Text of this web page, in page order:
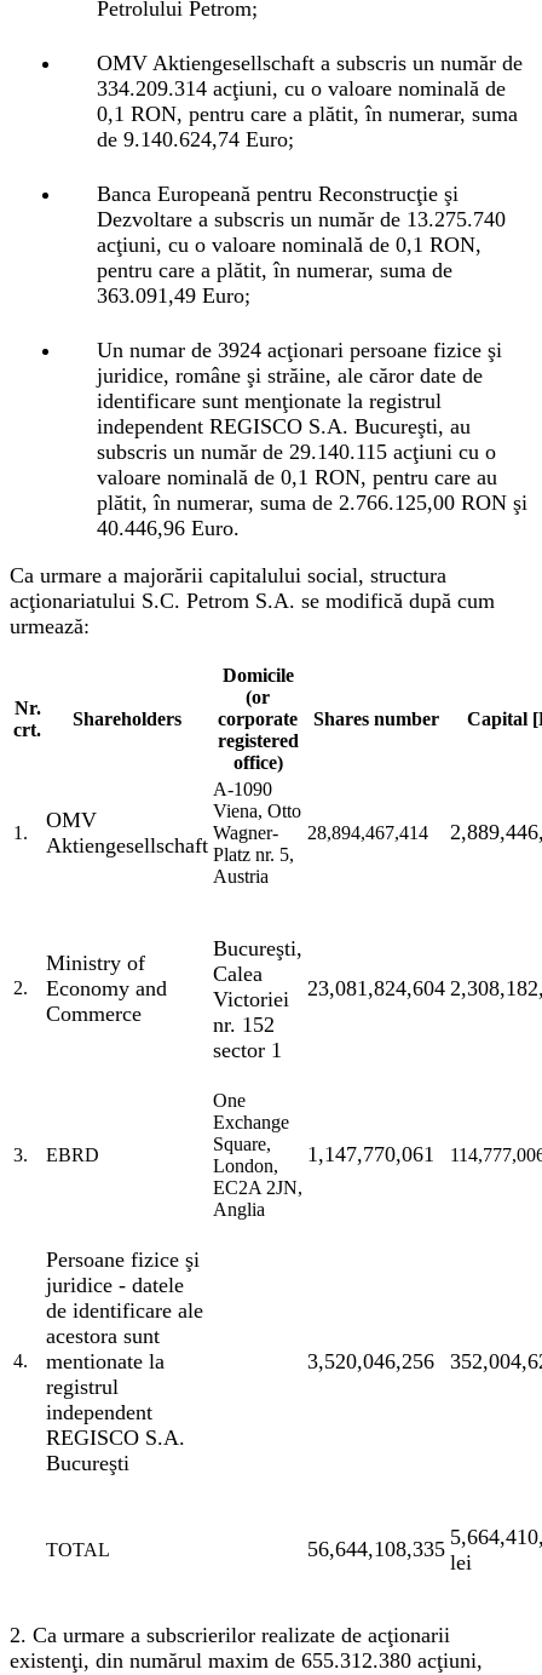
Petrolului Petrom;
OMV Aktiengesellschaft a subscris un număr de
334.209.314 acţiuni, cu o valoare nominală de
0,1 RON, pentru care a plătit, în numerar, suma
de 9.140.624,74 Euro;
Banca Europeană pentru Reconstrucţie şi
Dezvoltare a subscris un număr de 13.275.740
acţiuni, cu o valoare nominală de 0,1 RON,
pentru care a plătit, în numerar, suma de
363.091,49 Euro;
Un numar de 3924 acţionari persoane fizice şi
juridice, române şi străine, ale căror date de
identificare sunt menţionate la registrul
independent REGISCO S.A. Bucureşti, au
subscris un număr de 29.140.115 acţiuni cu o
valoare nominală de 0,1 RON, pentru care au
plătit, în numerar, suma de 2.766.125,00 RON şi
40.446,96 Euro.
Ca urmare a majorării capitalului social, structura
acţionariatului S.C. Petrom S.A. se modifică după cum
urmează:
Nr.
crt.
Shareholders
Domicile
(or
corporate
registered
office)
Shares number Capital
1.
OMV
Aktiengesellschaft
A-1090
Viena, Otto
Wagner-
Platz nr. 5,
Austria
28,894,467,414
2.
Ministry of
Economy and
Commerce
Bucureşti,
Calea
Victoriei
nr. 152
sector 1
23,081,824,604
3. EBRD
One
Exchange
Square,
London,
EC2A 2JN,
Anglia
1,147,770,061
4.
Persoane fizice şi
juridice - datele
de identificare ale
acestora sunt
mentionate la
registrul
independent
REGISCO S.A.
Bucureşti
3,520,046,256
TOTAL 56,644,108,335
lei
2. Ca urmare a subscrierilor realizate de acţionarii
existenţi, din numărul maxim de 655.312.380 acţiuni,